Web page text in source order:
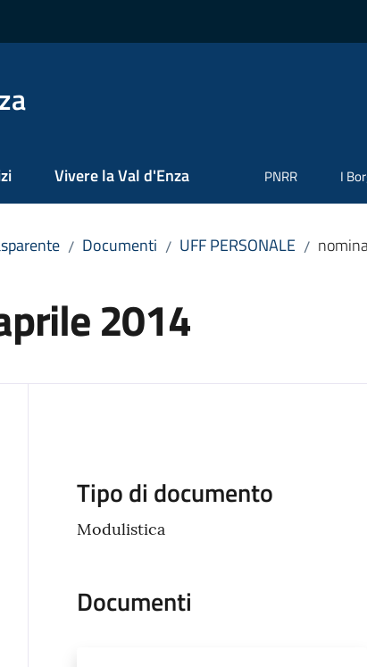
Vivere la Val d'Enza PNRR I
/ Documenti / UFF PERSONALE /
2014
Descrizione
Tipo di documento
Modulistica
Documenti